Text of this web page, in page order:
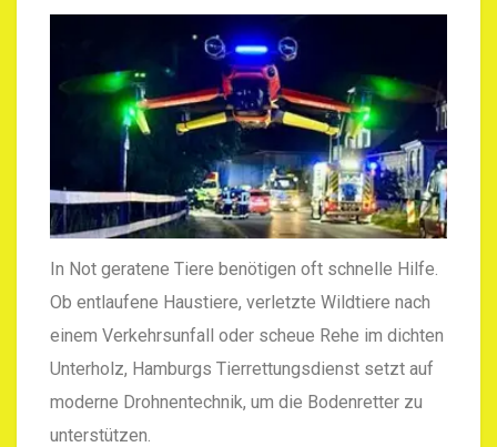
In Not geratene Tiere benötigen oft schnelle Hilfe.
Ob entlaufene Haustiere, verletzte Wildtiere nach
einem Verkehrsunfall oder scheue Rehe im dichten
Unterholz, Hamburgs Tierrettungsdienst setzt auf
moderne Drohnentechnik, um die Bodenretter zu
unterstützen.